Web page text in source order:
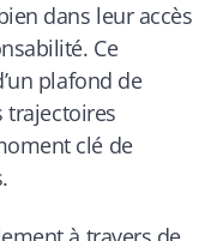
dans leur accès
Ce
plafond de
trajectoires
clé de